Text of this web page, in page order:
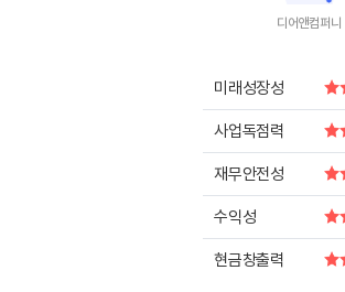
디어앤컴퍼니
미래성장성
사업독점력
재무안전성
수익성
현금창출력